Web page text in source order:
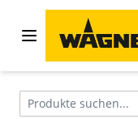
Zum Inhalt springen
Produkte suchen...